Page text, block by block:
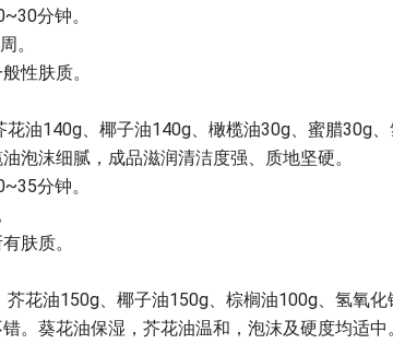
分钟。
。
性肤质。
花油140g、椰子油140g、橄榄油30g、蜜腊30g、
泡沫细腻，成品滋润清洁度强、质地坚硬。
分钟。
肤质。
芥花油150g、椰子油150g、棕榈油100g、氢氧化
。葵花油保湿，芥花油温和，泡沫及硬度均适中